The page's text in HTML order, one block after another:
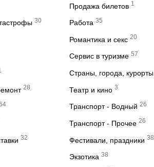
Продажа билетов 1
30 Работа 35
Романтика и секс 20
Сервис в туризме 57
Страны, города, курорты
28 Театр и кино 3
Транспорт - Водный 26
Транспорт - Прочее 26
32 Фестивали, праздники 38
Экзотика 38